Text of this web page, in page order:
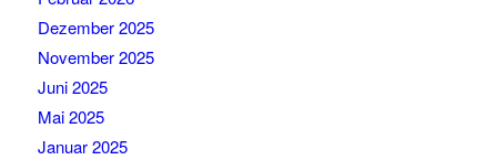
Dezember 2025
November 2025
Juni 2025
Mai 2025
Januar 2025